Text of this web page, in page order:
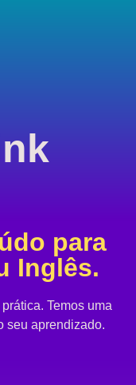
para
Inglês.
Temos uma
seu aprendizado.